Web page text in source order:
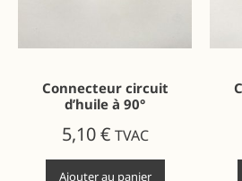
Connecteur circuit
d’huile à 90°
5,10€ TVAC
Ajouter au panier